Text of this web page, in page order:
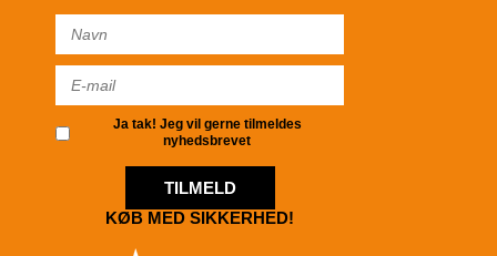
Ja tak! Jeg vil gerne tilmeldes
nyhedsbrevet
TILMELD
KØB MED SIKKERHED!